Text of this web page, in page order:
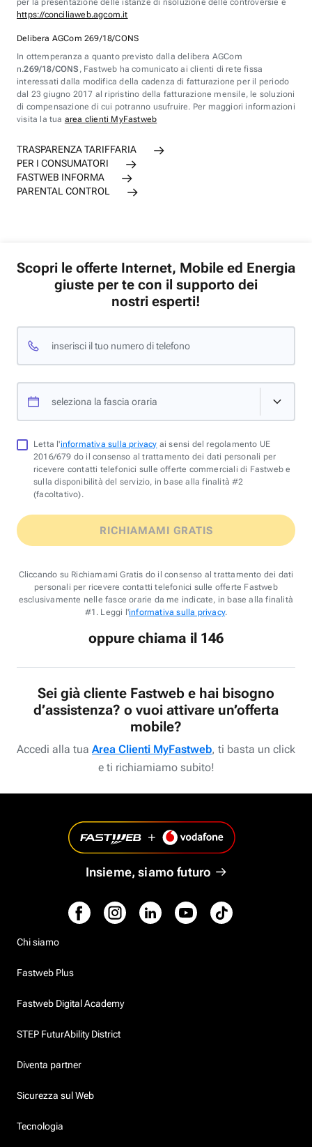
per la presentazione delle istanze di risoluzione delle controversie è
https://conciliaweb.agcom.it
Delibera AGCom 269/18/CONS
In ottemperanza a quanto previsto dalla delibera AGCom
n.269/18/CONS , Fastweb ha comunicato ai clienti di rete fissa
interessati dalla modifica della cadenza di fatturazione per il periodo
dal 23 giugno 2017 al ripristino della fatturazione mensile, le soluzioni
di compensazione di cui potranno usufruire. Per maggiori informazioni
visita la tua area clienti MyFastweb
TRASPARENZA TARIFFARIA
PER I CONSUMATORI
FASTWEB INFORMA
PARENTAL CONTROL
Scopri le offerte Internet, Mobile ed Energia
giuste per te con il supporto dei
nostri esperti!
inserisci il tuo numero di telefono
seleziona la fascia oraria
Letta l'informativa sulla privacy ai sensi del regolamento UE
2016/679 do il consenso al trattamento dei dati personali per
ricevere contatti telefonici sulle offerte commerciali di Fastweb e
sulla disponibilità del servizio, in base alla finalità #2
(facoltativo).
RICHIAMAMI GRATIS
Cliccando su Richiamami Gratis do il consenso al trattamento dei dati
personali per ricevere contatti telefonici sulle offerte Fastweb
esclusivamente nelle fasce orarie da me indicate, in base alla finalità
#1. Leggi l'informativa sulla privacy.
oppure chiama il 146
Sei già cliente Fastweb e hai bisogno
d’assistenza? o vuoi attivare un’offerta
mobile?
Accedi alla tua Area Clienti MyFastweb, ti basta un click
e ti richiamiamo subito!
Insieme, siamo futuro
Chi siamo
Fastweb Plus
Fastweb Digital Academy
STEP FuturAbility District
Diventa partner
Sicurezza sul Web
Tecnologia